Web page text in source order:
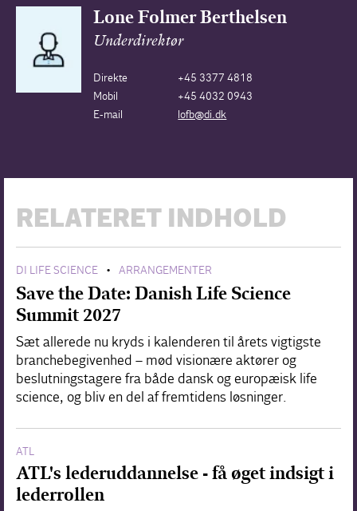
Lone Folmer Berthelsen
Underdirektør
Direkte
+45 3377 4818
Mobil
+45 4032 0943
E-mail
lofb@di.dk
RELATERET INDHOLD
DI LIFE SCIENCE • ARRANGEMENTER
Save the Date: Danish Life Science
Summit 2027
Sæt allerede nu kryds i kalenderen til årets vigtigste
branchebegivenhed – mød visionære aktører og
beslutningstagere fra både dansk og europæisk life
science, og bliv en del af fremtidens løsninger.
ATL
ATL's lederuddannelse - få øget indsigt i
lederrollen